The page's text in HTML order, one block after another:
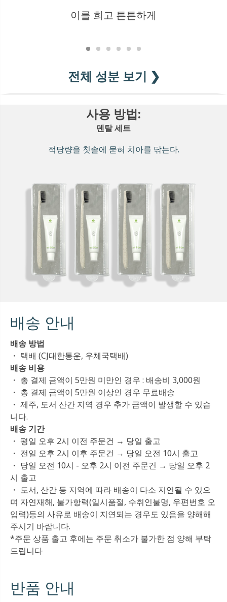
이를 희고 튼튼하게
전체 성분 보기 ❯
사용 방법:
덴탈 세트
적당량을 칫솔에 묻혀 치아를 닦는다.
배송 안내
배송 방법
・ 택배 (CJ대한통운, 우체국택배)
배송 비용
・ 총 결제 금액이 5만원 미만인 경우 : 배송비 3,000원
・ 총 결제 금액이 5만원 이상인 경우 무료배송
・ 제주, 도서 산간 지역 경우 추가 금액이 발생할 수 있습
니다.
배송 기간
・ 평일 오후 2시 이전 주문건 → 당일 출고
・ 전일 오후 2시 이후 주문건 → 당일 오전 10시 출고
・ 당일 오전 10시 - 오후 2시 이전 주문건 → 당일 오후 2
시 출고
・ 도서, 산간 등 지역에 따라 배송이 다소 지연될 수 있으
며 자연재해, 불가항력(일시품절, 수취인불명, 우편번호 오
입력)등의 사유로 배송이 지연되는 경우도 있음을 양해해
주시기 바랍니다.
*주문 상품 출고 후에는 주문 취소가 불가한 점 양해 부탁
드립니다
반품 안내